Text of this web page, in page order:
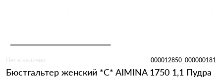
Нет в наличии 000012850_000000181
Бюстгальтер женский *C* AIMINA 1750 1,1 Пудра